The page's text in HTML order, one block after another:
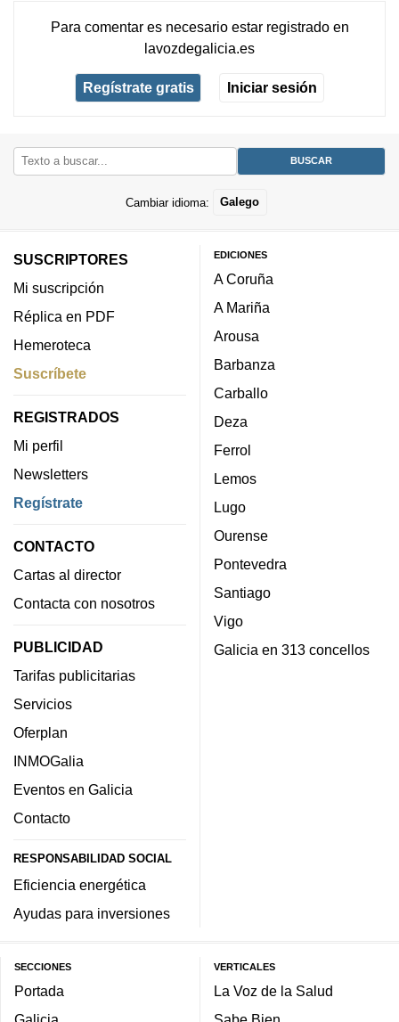
Para comentar es necesario estar registradoen
lavozdegalicia.es
Regístrate gratis Iniciar sesión
Cambiar idioma: Galego
SUSCRIPTORES
Mi suscripción
Réplica en PDF
Hemeroteca
Suscríbete
REGISTRADOS
Mi perfil
Newsletters
Regístrate
CONTACTO
Cartas al director
Contacta con nosotros
PUBLICIDAD
Tarifas publicitarias
Servicios
Oferplan
INMOGalia
Eventos en Galicia
Contacto
RESPONSABILIDAD SOCIAL
Eficiencia energética
Ayudas para inversiones
EDICIONES
A Coruña
A Mariña
Arousa
Barbanza
Carballo
Deza
Ferrol
Lemos
Lugo
Ourense
Pontevedra
Santiago
Vigo
Galicia en 313 concellos
SECCIONES
Portada
VERTICALES
La Voz de la Salud